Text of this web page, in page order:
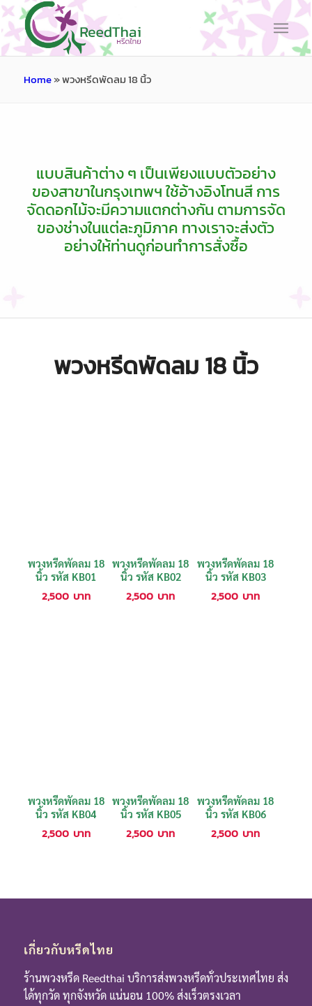
Home»พวงหรีดพัดลม 18 นิ้ว
แบบสินค้าต่าง ๆ เป็นเพียงแบบตัวอย่าง
ของสาขาในกรุงเทพฯ ใช้อ้างอิงโทนสี การ
จัดดอกไม้จะมีความแตกต่างกัน ตามการจัด
ของช่างในแต่ละภูมิภาค ทางเราจะส่งตัว
อย่างให้ท่านดูก่อนทำการสั่งซื้อ
พวงหรีดพัดลม 18 นิ้ว
พวงหรีดพัดลม 18
นิ้ว รหัส KB01
2,500 บาท
พวงหรีดพัดลม 18
นิ้ว รหัส KB02
2,500 บาท
พวงหรีดพัดลม 18
นิ้ว รหัส KB03
2,500 บาท
พวงหรีดพัดลม 18
นิ้ว รหัส KB04
2,500 บาท
พวงหรีดพัดลม 18
นิ้ว รหัส KB05
2,500 บาท
พวงหรีดพัดลม 18
นิ้ว รหัส KB06
2,500 บาท
เกี่ยวกับหรีดไทย
ร้านพวงหรีด Reedthai บริการส่งพวงหรีดทั่วประเทศไทย ส่ง
ได้ทุกวัด ทุกจังหวัด แน่นอน 100% ส่งเร็วตรงเวลา